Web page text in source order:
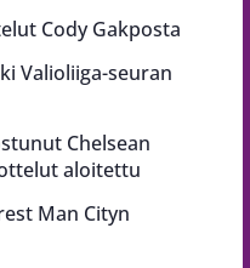
Cody Gakposta
Valioliiga-seuran
Chelsean
aloitettu
Man Cityn